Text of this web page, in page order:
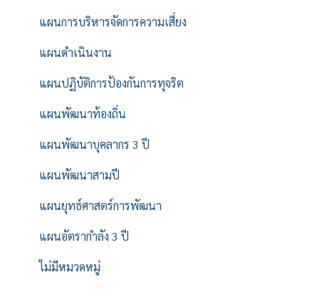
แผนการบริหารจัดการความเสี่ยง
แผนดำเนินงาน
แผนปฏิบัติการป้องกันการทุจริต
แผนพัฒนาท้องถิ่น
แผนพัฒนาบุคลากร 3 ปี
แผนพัฒนาสามปี
แผนยุทธ์ศาสตร์การพัฒนา
แผนอัตรากำลัง 3 ปี
ไม่มีหมวดหมู่